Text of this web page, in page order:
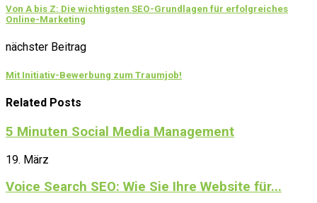
Von A bis Z: Die wichtigsten SEO-Grundlagen für erfolgreiches
Online-Marketing
nächster Beitrag
Mit Initiativ-Bewerbung zum Traumjob!
Related Posts
5 Minuten Social Media Management
19. März
Voice Search SEO: Wie Sie Ihre Website für...